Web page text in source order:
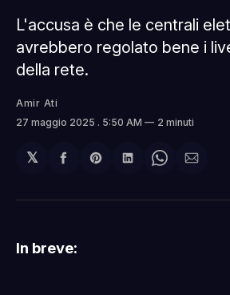
L'accusa è che le centrali
avrebbero regolato bene i
della rete.
Amir Ati
27 maggio 2025 . 5:50 AM 2 minuti
𝕏
Condividi
Facebook
Share
Pinterest
Condividi
LinkedIn
Share
email
In breve: